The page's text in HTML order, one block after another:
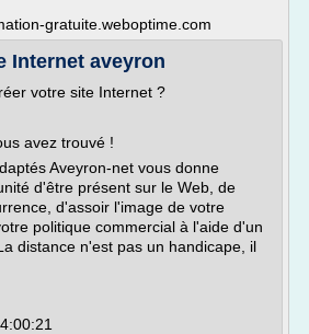
gratuite.weboptime.com
Internet aveyron
votre site Internet ?
avez trouvé !
Aveyron-net vous donne
d'être présent sur le Web, de
d'assoir l'image de votre
politique commercial à l'aide d'un
distance n'est pas un handicape, il